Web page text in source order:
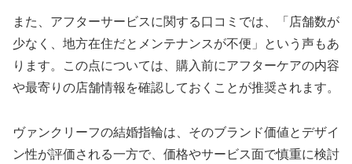
また、アフターサービスに関する口コミでは、「店舗数が
少なく、地方在住だとメンテナンスが不便」という声もあ
ります。この点については、購入前にアフターケアの内容
や最寄りの店舗情報を確認しておくことが推奨されます。
ヴァンクリーフの結婚指輪は、そのブランド価値とデザイ
ン性が評価される一方で、価格やサービス面で慎重に検討